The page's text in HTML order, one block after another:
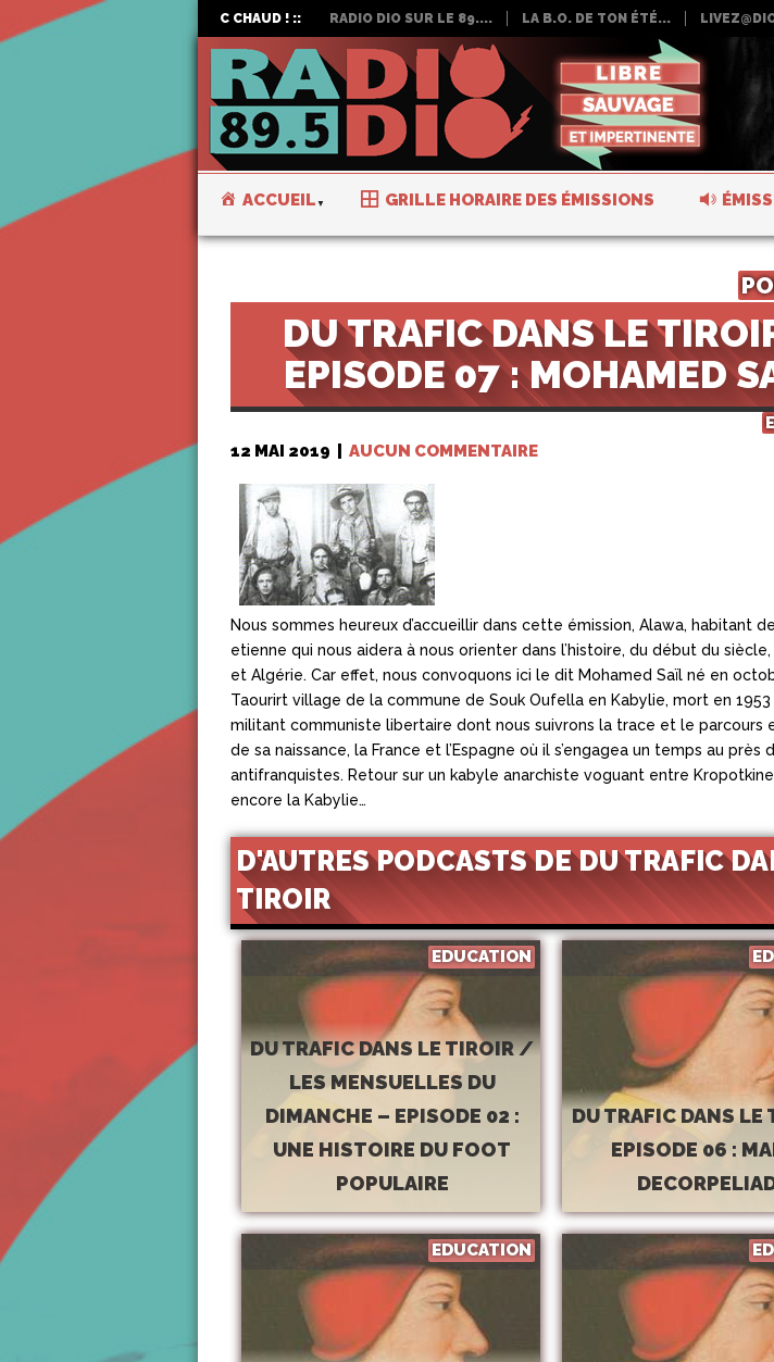
C CHAUD ! :: RADIO DIO SUR LE 89.... LA B.O. DE TON ÉTÉ...
ACCUEIL GRILLE HORAIRE DES ÉMISSIONS
DU TRAFIC DANS LE
EPISODE 07 : MOHAMED
12 MAI 2019 AUCUN COMMENTAIRE
Nous sommes heureux d’accueillir dans cette émission, Alawa, habitant
etienne qui nous aidera à nous orienter dans l’histoire, du début du
et Algérie. Car effet, nous convoquons ici le dit Mohamed Saïl né en
Taourirt village de la commune de Souk Oufella en Kabylie, mort en 1953
militant communiste libertaire dont nous suivrons la trace et le parcours
de sa naissance, la France et l’Espagne où il s’engagea un temps au près
antifranquistes. Retour sur un kabyle anarchiste voguant entre
encore la Kabylie…
D'AUTRES PODCASTS DE DU TRAFIC
TIROIR
EDUCATION
DU TRAFIC DANS LE TIROIR /
LES MENSUELLES DU
DIMANCHE – EPISODE 02 :
UNE HISTOIRE DU FOOT
POPULAIRE
DU TRAFIC DANS LE
EPISODE 06 :
EDUCATION